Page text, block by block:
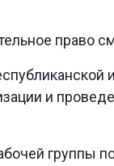
право
и
группы